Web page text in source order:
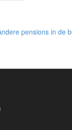
pensions in de